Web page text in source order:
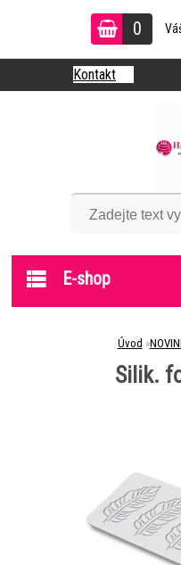
Kontakt
0
E-shop
Úvod »
Silik.